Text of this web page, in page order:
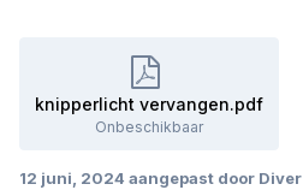
knipperlicht vervangen.pdf
Onbeschikbaar
12 juni, 2024 aangepast door Diver